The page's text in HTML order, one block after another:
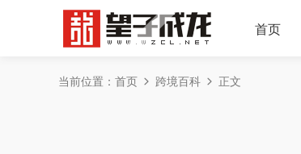
首页
当前位置： 首页 跨境百科 正文